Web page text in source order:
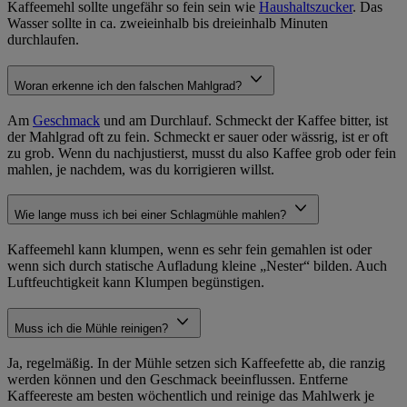
Kaffeemehl sollte ungefähr so fein sein wie Haushaltszucker. Das
Wasser sollte in ca. zweieinhalb bis dreieinhalb Minuten
durchlaufen.
Woran erkenne ich den falschen Mahlgrad?
Am Geschmack und am Durchlauf. Schmeckt der Kaffee bitter, ist
der Mahlgrad oft zu fein. Schmeckt er sauer oder wässrig, ist er oft
zu grob. Wenn du nachjustierst, musst du also Kaffee grob oder fein
mahlen, je nachdem, was du korrigieren willst.
Wie lange muss ich bei einer Schlagmühle mahlen?
Kaffeemehl kann klumpen, wenn es sehr fein gemahlen ist oder
wenn sich durch statische Aufladung kleine „Nester“ bilden. Auch
Luftfeuchtigkeit kann Klumpen begünstigen.
Muss ich die Mühle reinigen?
Ja, regelmäßig. In der Mühle setzen sich Kaffeefette ab, die ranzig
werden können und den Geschmack beeinflussen. Entferne
Kaffeereste am besten wöchentlich und reinige das Mahlwerk je